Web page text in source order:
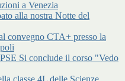
a Venezia
alla nostra Notte del
convegno CTA+ presso la
Si conclude il corso "Vedo